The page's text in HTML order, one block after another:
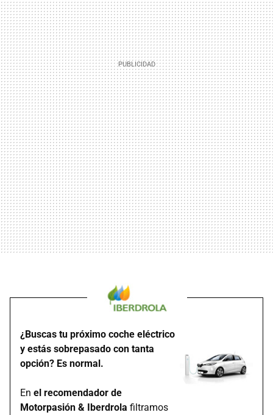
¿Buscas tu próximo coche eléctrico
y estás sobrepasado con tanta
opción? Es normal.
En el recomendador de
Motorpasión & Iberdrola filtramos